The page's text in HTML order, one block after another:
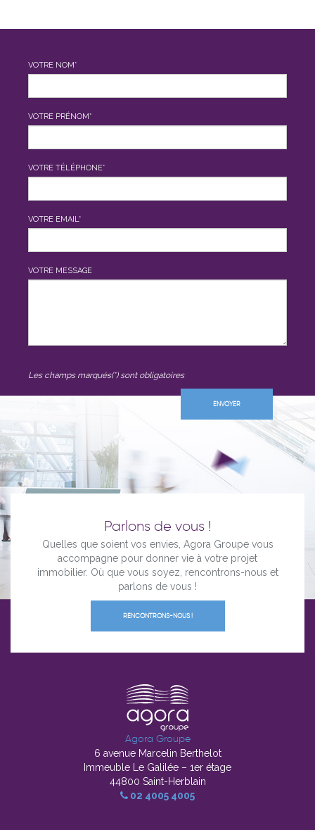
VOTRE NOM*
VOTRE PRÉNOM*
VOTRE TÉLÉPHONE*
VOTRE EMAIL*
VOTRE MESSAGE
Les champs marqués(*) sont obligatoires
Parlons de vous !
Quelles que soient vos envies, Agora Groupe vous
accompagne pour donner vie à votre projet
immobilier. Où que vous soyez, rencontrons-nous et
parlons de vous !
RENCONTRONS-NOUS !
Agora Groupe
6 avenue Marcelin Berthelot
Immeuble Le Galilée – 1er étage
44800 Saint-Herblain
02 4005 4005